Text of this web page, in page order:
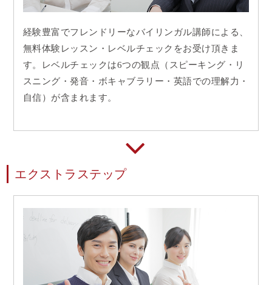
経験豊富でフレンドリーなバイリンガル講師による、
無料体験レッスン・レベルチェックをお受け頂きま
す。レベルチェックは6つの観点（スピーキング・リ
スニング・発音・ボキャブラリー・英語での理解力・
自信）が含まれます。
エクストラステップ